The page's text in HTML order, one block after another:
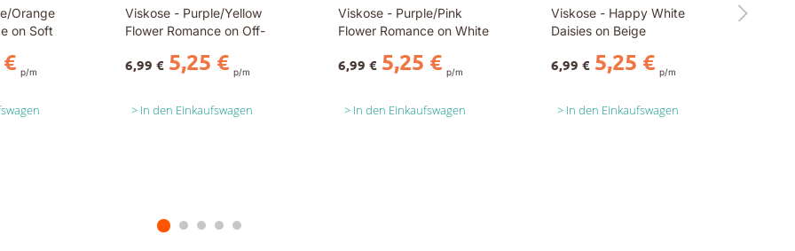
Orange
on Soft
p/m
Viskose - Purple/Yellow
Flower Romance on Off-
5,25 €
6,99 € p/m
In den Einkaufswagen
Viskose - Purple/Pink
Flower Romance on White
5,25 €
6,99 € p/m
In den Einkaufswagen
Viskose - Happy White
Daisies on Beige
5,25 €
6,99 € p/m
In den Einkaufswagen